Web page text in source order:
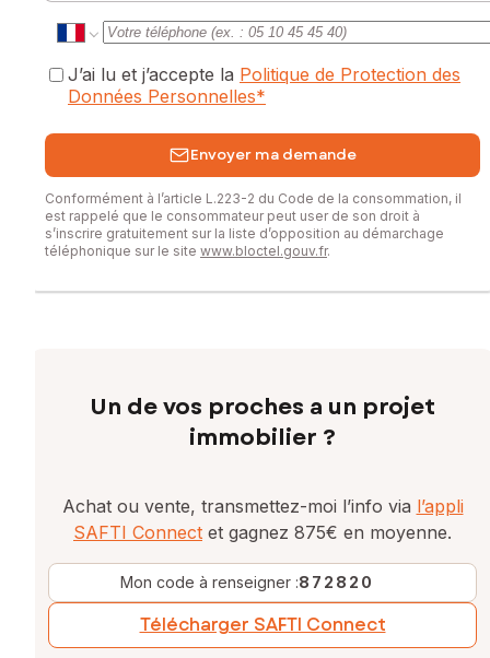
J’ai lu et j’accepte la Politique de Protection des
Données Personnelles*
Envoyer ma demande
Conformément à l’article L.223-2 du Code de la consommation, il
est rappelé que le consommateur peut user de son droit à
s’inscrire gratuitement sur la liste d’opposition au démarchage
téléphonique sur le site www.bloctel.gouv.fr.
Un de vos proches a un projet
immobilier ?
Achat ou vente, transmettez-moi l’info via l’appli
SAFTI Connect et gagnez 875€ en moyenne.
Mon code à renseigner :872820
Télécharger SAFTI Connect